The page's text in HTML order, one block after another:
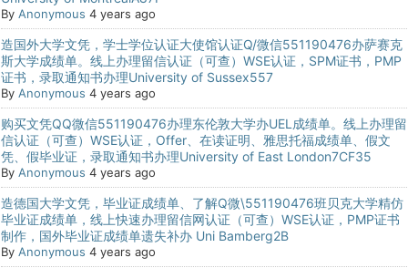
By Anonymous 4 years ago
造国外大学文凭，学士学位认证大使馆认证Q/微信551190476办萨赛克
斯大学成绩单。线上办理留信认证（可查）WSE认证，SPM证书，PMP
证书，录取通知书办理University of Sussex557
By Anonymous 4 years ago
购买文凭QQ微信551190476办理东伦敦大学办UEL成绩单。线上办理留
信认证（可查）WSE认证，Offer、在读证明、雅思托福成绩单、假文
凭、假毕业证，录取通知书办理University of East London7CF35
By Anonymous 4 years ago
造德国大学文凭，毕业证成绩单、了解Q微\551190476班贝克大学精仿
毕业证成绩单，线上快速办理留信网认证（可查）WSE认证，PMP证书
制作，国外毕业证成绩单遗失补办 Uni Bamberg2B
By Anonymous 4 years ago